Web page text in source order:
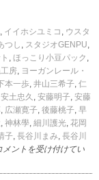
, イイホシユミコ , ウスタ
つし , スタジオGENPU,
, ほっこり小豆パック ,
房, ヨーガンレール・
本一歩, 井山三希子, 仁
安土忠久 , 安藤明子, 安藤
, 広瀬寛子, 後藤桃子, 早
, 神林學, 細川護光, 花岡
子, 長谷川まみ, 長谷川
メントを受け付けてい